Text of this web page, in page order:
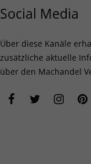
Social Media
Über diese Kanäle
zusätzliche aktuelle
über den Machandel